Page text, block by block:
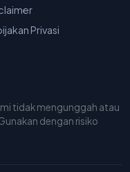
Privasi
tidak mengunggah atau
dengan risiko